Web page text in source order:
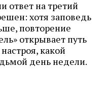
ответ на третий
хотя заповедь
повторение
открывает путь
какой
день недели.